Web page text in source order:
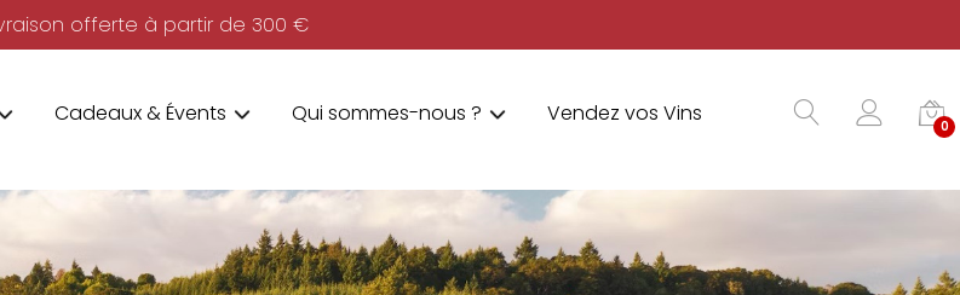
offerte à partir de 300 €
Cadeaux & Évents Qui sommes-nous ? Vendez vos Vins 0